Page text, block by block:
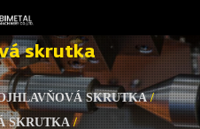
skrutka
SKRUTKA/
SKRUTKA/